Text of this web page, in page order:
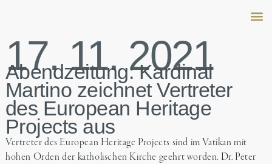
17. 11. 2021
Abendzeitung: Kardinal
Martino zeichnet Vertreter
des European Heritage
Projects aus
Vertreter des European Heritage Projects sind im Vatikan mit
hohen Orden der katholischen Kirche geehrt worden. Dr. Peter